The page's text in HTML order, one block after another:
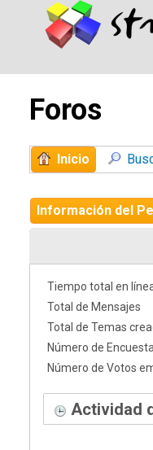
Foros
Inicio
Información del
Tiempo total en
Total de Mensajes
Total de Temas
Número de
Número de Votos
Actividad